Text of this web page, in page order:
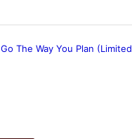
The Way You Plan (Limited